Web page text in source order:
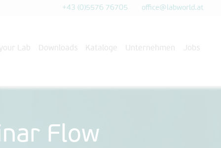
+43 (0)5576 76705 office@labworld.at
Lab Downloads Kataloge Unternehmen Jobs
Flow